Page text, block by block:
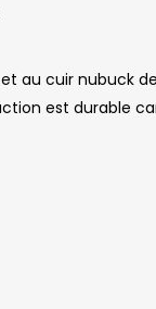
au cuir nubuck
est durable